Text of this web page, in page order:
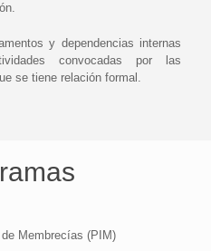
y dependencias internas
convocadas por las
se tiene relación formal.
Membrecías (PIM)